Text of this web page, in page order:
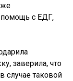
помощь с ЕДГ,
заверила, что
случае таковой